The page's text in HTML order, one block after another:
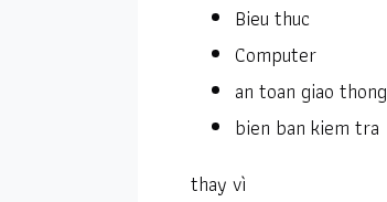
Bieu thuc
Computer
an toan giao thong
bien ban kiem tra
thay vì